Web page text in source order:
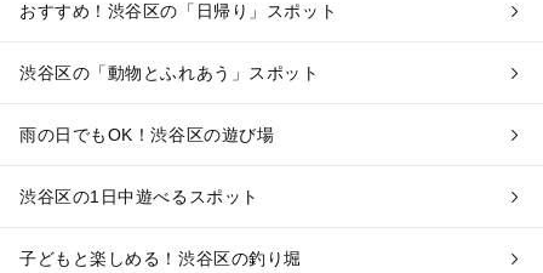
おすすめ！渋谷区の「日帰り」スポット
渋谷区の「動物とふれあう」スポット
雨の日でもOK！渋谷区の遊び場
渋谷区の1日中遊べるスポット
子どもと楽しめる！渋谷区の釣り堀